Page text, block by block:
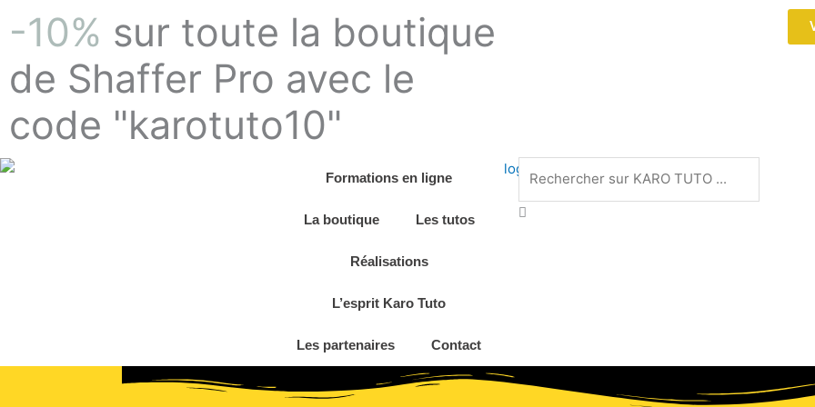
au-10% sur toute la boutique
de Shaffer Pro avec le
code "karotuto10"
Formations en ligne
La boutique Les tutos
Réalisations
L’esprit Karo Tuto
Les partenaires Contact
Rechercher